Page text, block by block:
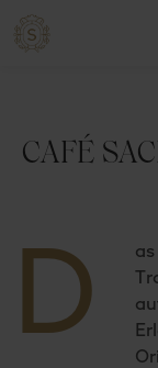
CAFÉ
D